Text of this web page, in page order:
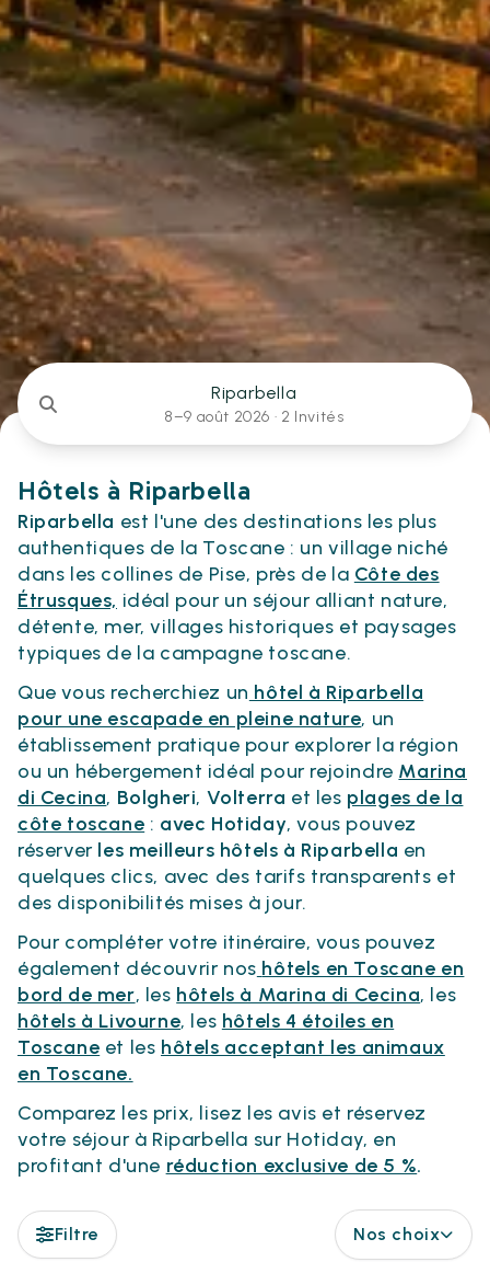
Riparbella
8–9 août 2026 · 2 Invités
Hôtels à Riparbella
Riparbella est l'une des destinations les plus
authentiques de la Toscane : un village niché
dans les collines de Pise, près de la Côte des
Étrusques, idéal pour un séjour alliant nature,
détente, mer, villages historiques et paysages
typiques de la campagne toscane.
Que vous recherchiez un hôtel à Riparbella
pour une escapade en pleine nature, un
établissement pratique pour explorer la région
ou un hébergement idéal pour rejoindre Marina
di Cecina, Bolgheri, Volterra et les plages de la
côte toscane : avec Hotiday, vous pouvez
réserver les meilleurs hôtels à Riparbella en
quelques clics, avec des tarifs transparents et
des disponibilités mises à jour.
Pour compléter votre itinéraire, vous pouvez
également découvrir nos hôtels en Toscane en
bord de mer, les hôtels à Marina di Cecina, les
hôtels à Livourne, les hôtels 4 étoiles en
Toscane et les hôtels acceptant les animaux
en Toscane.
Comparez les prix, lisez les avis et réservez
votre séjour à Riparbella sur Hotiday, en
profitant d'une réduction exclusive de 5 %.
Filtre Nos choix